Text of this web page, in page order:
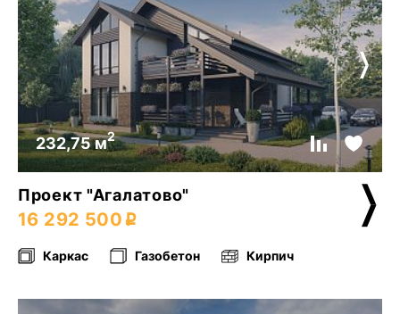
232,75 м2
Проект "Агалатово"
16 292 500
Каркас Газобетон Кирпич